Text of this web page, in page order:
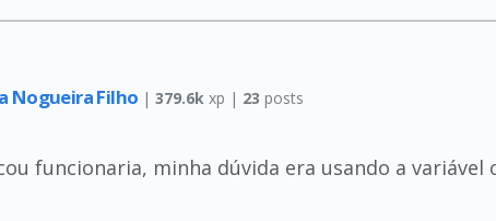
Nogueira Filho | 379.6k xp | 23 posts
funcionaria, minha dúvida era usando a variável